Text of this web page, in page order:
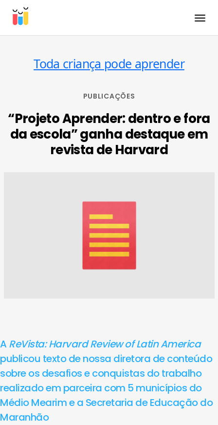
Toda criança pode aprender
PUBLICAÇÕES
“Projeto Aprender: dentro e fora
da escola” ganha destaque em
revista de Harvard
A ReVista: Harvard Review of Latin America
publicou texto de nossa diretora de conteúdo
sobre os desafios e conquistas do trabalho
realizado em parceira com 5 municípios do
Médio Mearim e a Secretaria de Educação do
Maranhão